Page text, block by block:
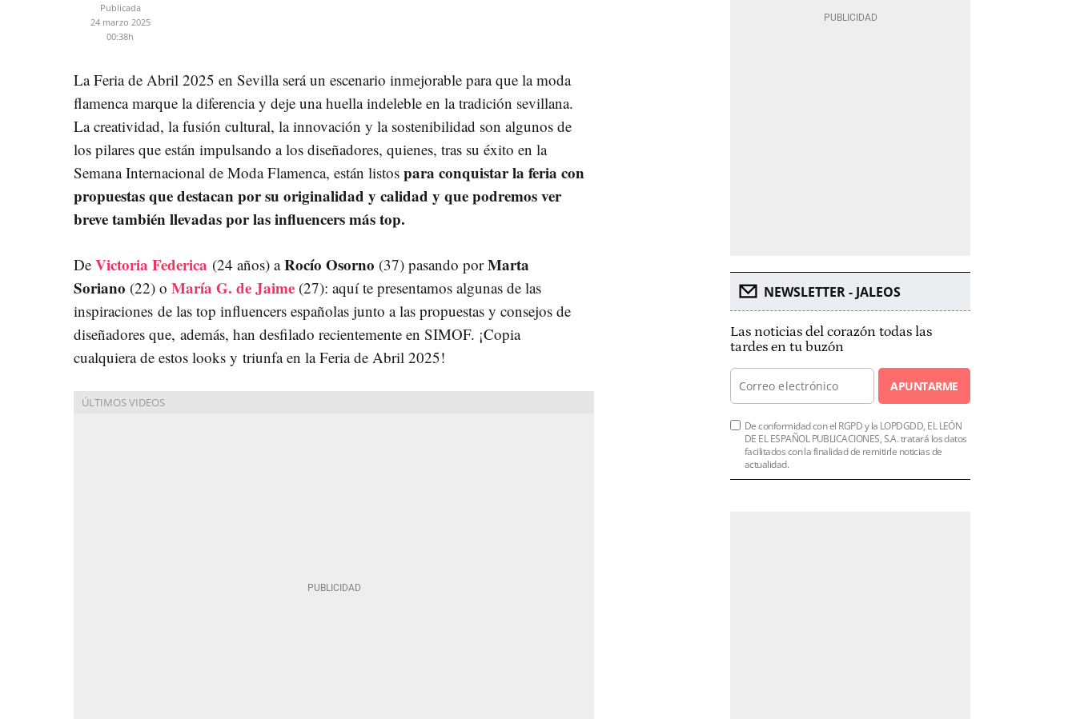
Publicada
24 marzo 2025
00:38h
La Feria de Abril 2025 en Sevilla será un escenario inmejorable para que la moda
flamenca marque la diferencia y deje una huella indeleble en la tradición sevillana.
La creatividad, la fusión cultural, la innovación y la sostenibilidad son algunos de
los pilares que están impulsando a los diseñadores, quienes, tras su éxito en la
Semana Internacional de Moda Flamenca, están listos para conquistar la feria con
propuestas que destacan por su originalidad y calidad y que podremos ver
breve también llevadas por las influencers más top.
De Victoria Federica (24 años) aRocío Osorno (37) pasando porMarta
Soriano (22) o María G. de Jaime (27): aquí te presentamos algunas de las
inspiraciones de las top influencers españolas junto a las propuestas y consejos de
diseñadores que, además, han desfilado recientemente en SIMOF. ¡Copia
cualquiera de estos looks y triunfa en la Feria de Abril 2025!
NEWSLETTER - JALEOS
Las noticias del corazón todas las
tardes en tu buzón
APUNTARME
De conformidad con el RGPD y la LOPDGDD, EL LEÓN
DE EL ESPAÑOL PUBLICACIONES, S.A. tratará los datos
facilitados con la finalidad de remitirle noticias de
actualidad.